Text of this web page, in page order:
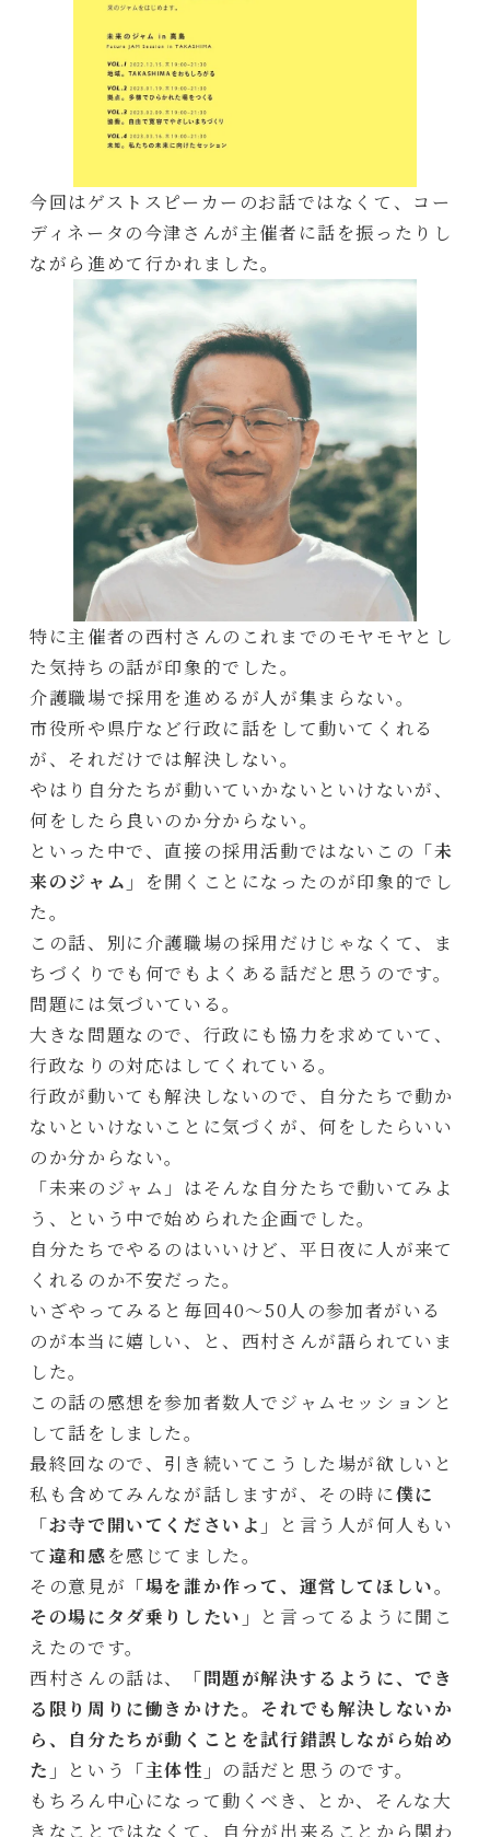
今回はゲストスピーカーのお話ではなくて、コー
ディネータの今津さんが主催者に話を振ったりし
ながら進めて行かれました。
特に主催者の西村さんのこれまでのモヤモヤとし
た気持ちの話が印象的でした。
介護職場で採用を進めるが人が集まらない。
市役所や県庁など行政に話をして動いてくれる
が、それだけでは解決しない。
やはり自分たちが動いていかないといけないが、
何をしたら良いのか分からない。
といった中で、直接の採用活動ではないこの 「未
来のジャム」 を開くことになったのが印象的でし
た。
この話、別に介護職場の採用だけじゃなくて、ま
ちづくりでも何でもよくある話だと思うのです。
問題には気づいている。
大きな問題なので、行政にも協力を求めていて、
行政なりの対応はしてくれている。
行政が動いても解決しないので、自分たちで動か
ないといけないことに気づくが、何をしたらいい
のか分からない。
「未来のジャム」はそんな自分たちで動いてみよ
う、という中で始められた企画でした。
自分たちでやるのはいいけど、平日夜に人が来て
くれるのか不安だった。
いざやってみると毎回40〜50人の参加者がいる
のが本当に嬉しい、と、西村さんが語られていま
した。
この話の感想を参加者数人でジャムセッションと
して話をしました。
最終回なので、引き続いてこうした場が欲しいと
私も含めてみんなが話しますが、その時に僕に
「お寺で開いてくださいよ」
と言う人が何人もい
て違和感を感じてました。
その意見が 「場を誰か作って、運営してほしい。
その場にタダ乗りしたい」
と言ってるように聞こ
えたのです。
西村さんの話は、
「問題が解決するように、でき
る限り周りに働きかけた。それでも解決しないか
ら、自分たちが動くことを試行錯誤しながら始め
た」
という 「主体性」 の話だと思うのです。
もちろん中心になって動くべき、とか、そんな大
きなことではなくて、自分が出来ることから関わ